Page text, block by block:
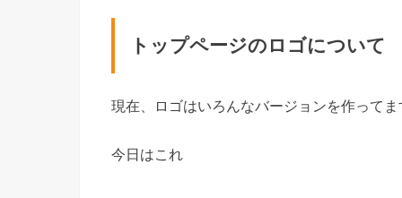
トップページのロゴについて
現在、ロゴはいろんなバージョンを作ってま
今日はこれ